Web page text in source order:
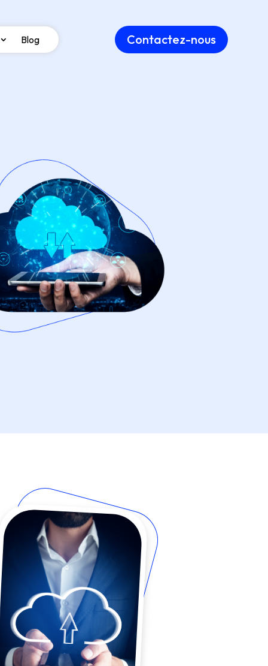
Blog Contactez-nous